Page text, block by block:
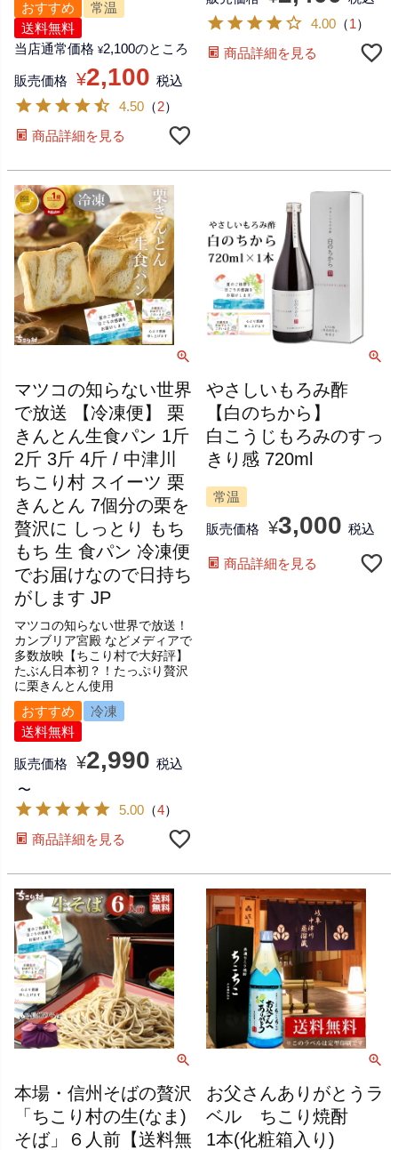
おすすめ
常温
送料無料
当店通常価格 ¥2,100のところ
販売価格 ¥2,100 税込
4.50 （2）
商品詳細を見る
4.00 （1）
商品詳細を見る
マツコの知らない世界で放送！
カンブリア宮殿 などメディアで
多数放映【ちこり村で大好評】
たぶん日本初？！たっぷり贅沢
に栗きんとん使用
マツコの知らない世界
で放送 【冷凍便】 栗
きんとん生食パン 1斤
2斤 3斤 4斤 / 中津川
ちこり村 スイーツ 栗
きんとん 7個分の栗を
贅沢に しっとり もち
もち 生 食パン 冷凍便
でお届けなので日持ち
がします JP
おすすめ
冷凍
送料無料
販売価格 ¥2,990 税込
〜
5.00 （4）
商品詳細を見る
やさしいもろみ酢
【白のちから】
白こうじもろみのすっ
きり感 720ml
常温
販売価格 ¥3,000 税込
商品詳細を見る
本場・信州そばの贅沢
「ちこり村の生(なま)
そば」６人前【送料無
お父さんありがとうラ
ベル ちこり焼酎
1本(化粧箱入り)